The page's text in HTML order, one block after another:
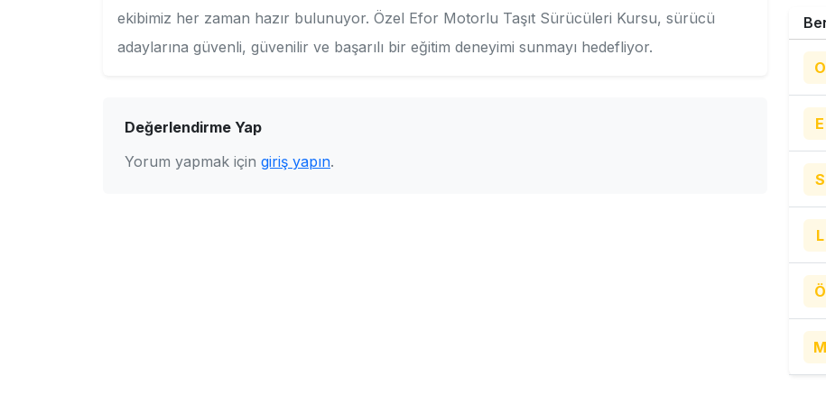
ekibimiz her zaman hazır bulunuyor. Özel Efor Motorlu Taşıt Sürücüleri Kursu, sürücü
adaylarına güvenli, güvenilir ve başarılı bir eğitim deneyimi sunmayı hedefliyor.
Değerlendirme Yap
Yorum yapmak için giriş yapın.
O
E
S
L
Ö
M